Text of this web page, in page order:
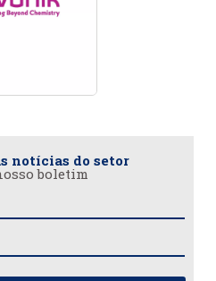
notícias do setor
boletim